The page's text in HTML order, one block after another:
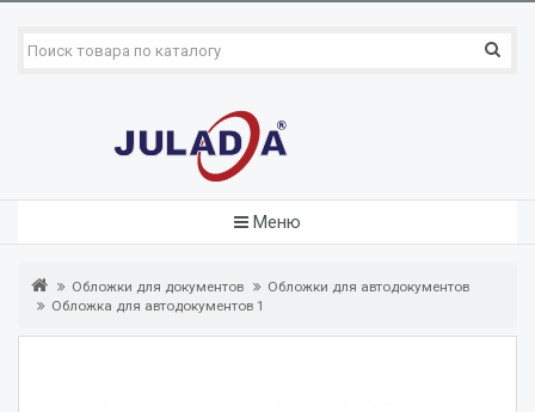
Меню
Обложки для документов
Обложки для автодокументов
Обложка для автодокументов 1